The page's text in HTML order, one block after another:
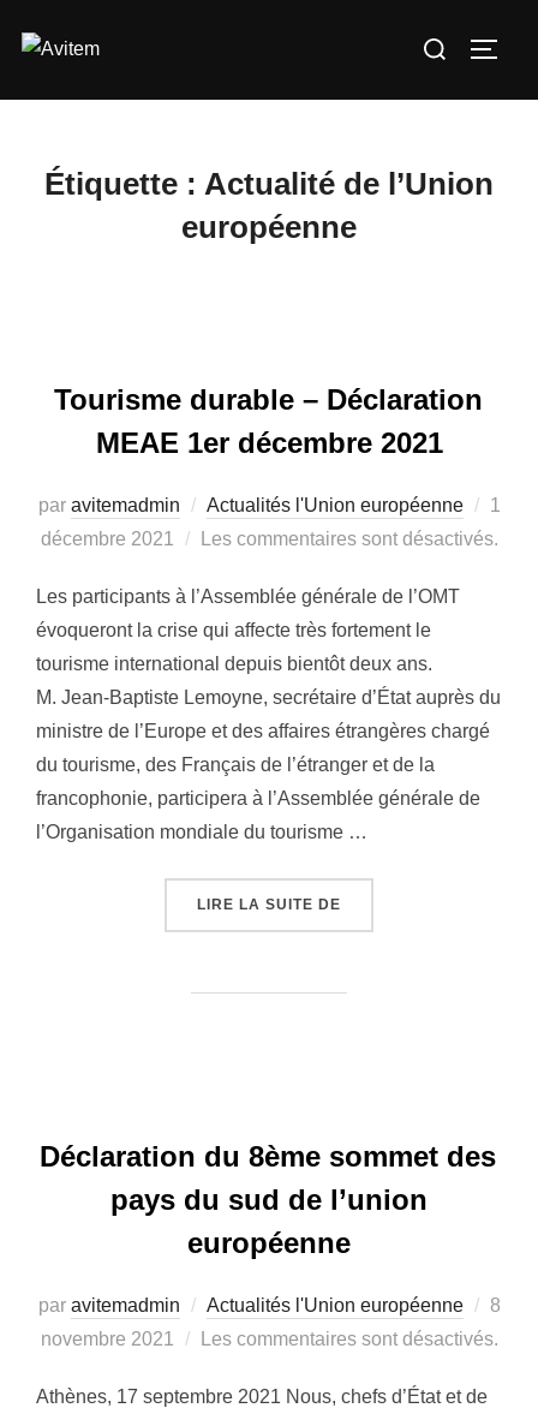
Rechercher :
Étiquette : Actualité de l’Union
européenne
Tourisme durable – Déclaration
MEAE 1er décembre 2021
par avitemadmin Actualités l'Union européenne
le
1
décembre 2021
Les commentaires sont désactivés.
Les participants à l’Assemblée générale de l’OMT
évoqueront la crise qui affecte très fortement le
tourisme international depuis bientôt deux ans.
M. Jean-Baptiste Lemoyne, secrétaire d’État auprès du
ministre de l’Europe et des affaires étrangères chargé
du tourisme, des Français de l’étranger et de la
francophonie, participera à l’Assemblée générale de
l’Organisation mondiale du tourisme …
LIRE LA SUITE DE
Déclaration du 8ème sommet des
pays du sud de l’union
européenne
par avitemadmin Actualités l'Union européenne
le
8
novembre 2021
Les commentaires sont désactivés.
Athènes, 17 septembre 2021 Nous, chefs d’État et de